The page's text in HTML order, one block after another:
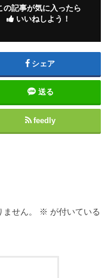
の記事が気に入ったら
いいねしよう！
シェア
送る
feedly
せん。 ※ が付いている